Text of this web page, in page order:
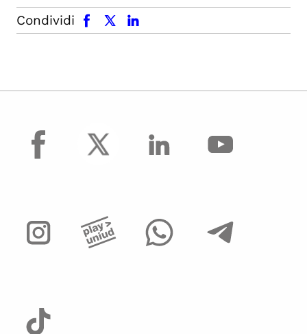
Condividi
facebook x.com linkedin
facebook